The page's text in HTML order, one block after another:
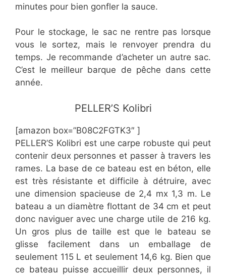
minutes pour bien gonfler la sauce.
Pour le stockage, le sac ne rentre pas lorsque
vous le sortez, mais le renvoyer prendra du
temps. Je recommande d’acheter un autre sac.
C’est le meilleur barque de pêche dans cette
année.
​PELLER’S Kolibri
[amazon box=”B08C2FGTK3″ ]
PELLER’S Kolibri est une carpe robuste qui peut
contenir deux personnes et passer à travers les
rames. La base de ce bateau est en béton, elle
est très résistante et difficile à détruire, avec
une dimension spacieuse de 2,4 mx 1,3 m. Le
bateau a un diamètre flottant de 34 cm et peut
donc naviguer avec une charge utile de 216 kg.
Un gros plus de taille est que le bateau se
glisse facilement dans un emballage de
seulement 115 L et seulement 14,6 kg. Bien que
ce bateau puisse accueillir deux personnes, il